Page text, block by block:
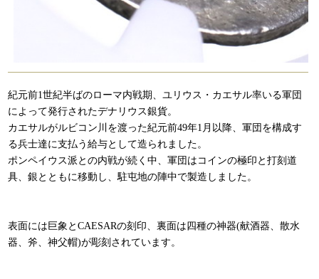
紀元前1世紀半ばのローマ内戦期、ユリウス・カエサル率いる軍団
によって発行されたデナリウス銀貨。
カエサルがルビコン川を渡った紀元前49年1月以降、軍団を構成す
る兵士達に支払う給与として造られました。
ポンペイウス派との内戦が続く中、軍団はコインの極印と打刻道
具、銀とともに移動し、駐屯地の陣中で製造しました。
表面には巨象とCAESARの刻印、裏面は四種の神器(献酒器、散水
器、斧、神父帽)が彫刻されています。